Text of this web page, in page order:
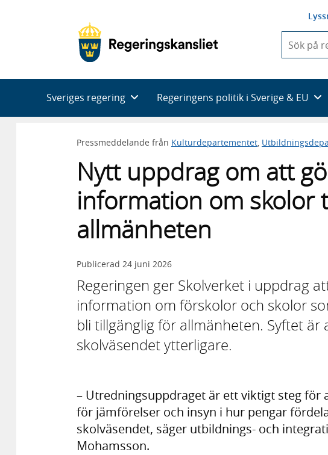
du
skriva
framträder
en
med
Sveriges regering Regeringens politik i Sverige & EU
Pressmeddelande från Kulturdepartementet
Nytt uppdrag om att
information om skolor
allmänheten
Publicerad 24 juni 2026
Regeringen ger Skolverket i uppdrag
information om förskolor och skolor
bli tillgänglig för allmänheten. Syftet
skolväsendet ytterligare.
– Utredningsuppdraget är ett viktigt steg
för jämförelser och insyn i hur pengar
skolväsendet, säger utbildnings- och
Mohamsson.